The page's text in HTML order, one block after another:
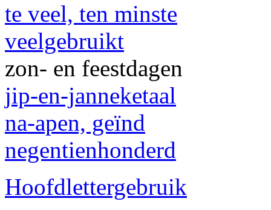
te veel, ten minste
veelgebruikt
zon- en feestdagen
jip-en-janneketaal
na-apen, geïnd
negentienhonderd
Hoofdlettergebruik